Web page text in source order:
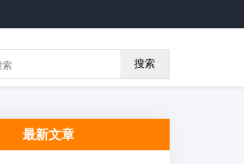
搜索
最新文章